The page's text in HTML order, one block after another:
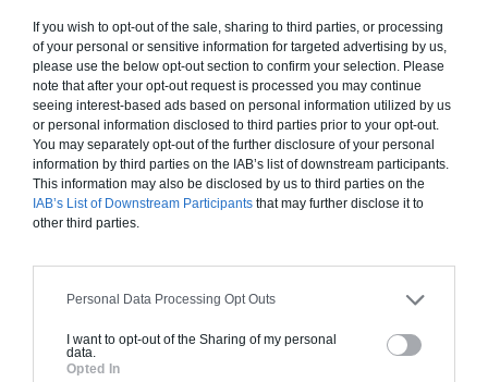
If you wish to opt-out of the sale, sharing to third parties, or processing
of your personal or sensitive information for targeted advertising by us,
please use the below opt-out section to confirm your selection. Please
note that after your opt-out request is processed you may continue
seeing interest-based ads based on personal information utilized by us
or personal information disclosed to third parties prior to your opt-out.
You may separately opt-out of the further disclosure of your personal
information by third parties on the IAB’s list of downstream participants.
This information may also be disclosed by us to third parties on the
IAB’s List of Downstream Participants that may further disclose it to
other third parties.
Personal Data Processing Opt Outs
I want to opt-out of the Sharing of my personal
data.
Opted In
inclut le gros oeuvre et le second oeuvre (cuisine,
peinture, sols...), mais exclut piscine, jardin et
clôture.
À partir de
234 000€ TTC
Je la veux !
Construction BBC
Chiffrage estimatif pour : Fondations et normes